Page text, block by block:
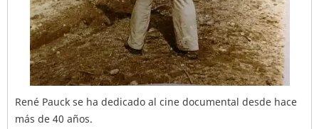
René Pauck se ha dedicado al cine documental desde hace
más de 40 años.